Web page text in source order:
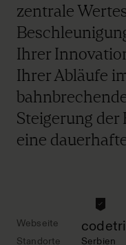
Webseite
Standorte
Serbien
zentrale
Ihrer
Ihrer Abläufe
Steigerung der
eine